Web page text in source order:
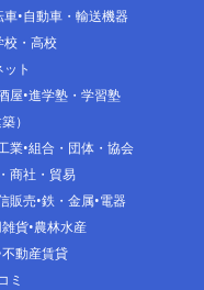
車 自動車・輸送機器
校・高校
ト
屋 進学塾・学習塾
）
業 組合・団体・協会
商社・貿易
販売 鉄・金属 電器
雑貨 農林水産
不動産賃貸
ミ